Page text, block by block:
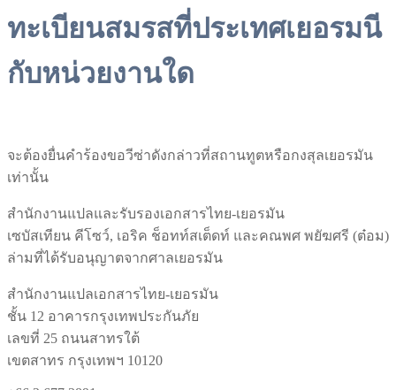
ทะเบียนสมรสที่ประเทศเยอรมนี
กับหน่วยงานใด
จะต้องยื่นคำร้องขอวีซ่าดังกล่าวที่สถานทูตหรือกงสุลเยอรมัน
เท่านั้น
สำนักงานแปลและรับรองเอกสารไทย-เยอรมัน
เซบัสเทียน คีโซว์, เอริค ช็อทท์สเต็ดท์ และคณพศ พยัฆศรี (ต๋อม)
ล่ามที่ได้รับอนุญาตจากศาลเยอรมัน
สำนักงานแปลเอกสารไทย-เยอรมัน
ชั้น 12 อาคารกรุงเทพประกันภัย
เลขที่ 25 ถนนสาทรใต้
เขตสาทร กรุงเทพฯ 10120